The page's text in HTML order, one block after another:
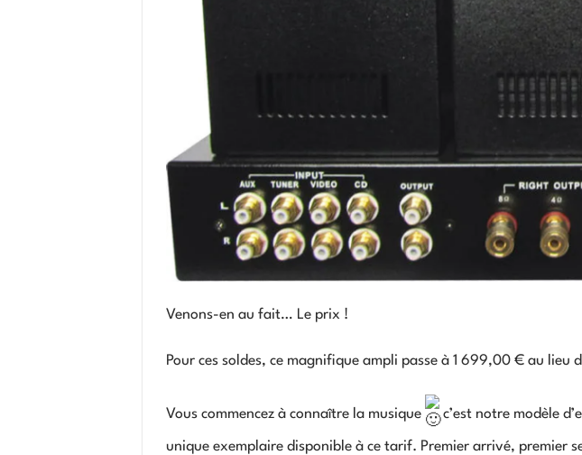
Venons-en au fait… Le prix !
Pour ces soldes, ce magnifique ampli passe à 1 699,00 € au lieu
Vous commencez à connaître la musique c’est notre modèle
unique exemplaire disponible à ce tarif. Premier arrivé, premier